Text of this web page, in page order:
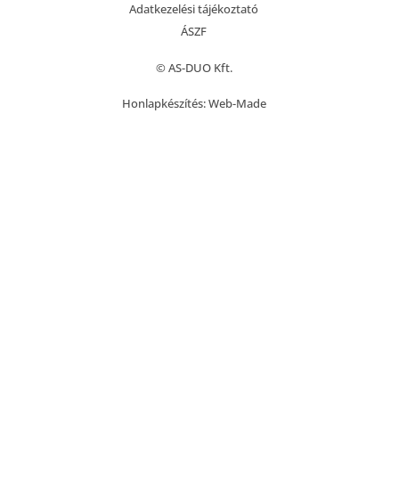
Adatkezelési tájékoztató
ÁSZF
© AS-DUO Kft.
Honlapkészítés:Web-Made